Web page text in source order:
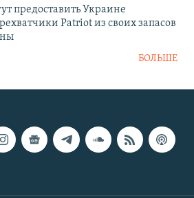
предоставить Украине
Patriot из своих запасов
БОЛЬШЕ